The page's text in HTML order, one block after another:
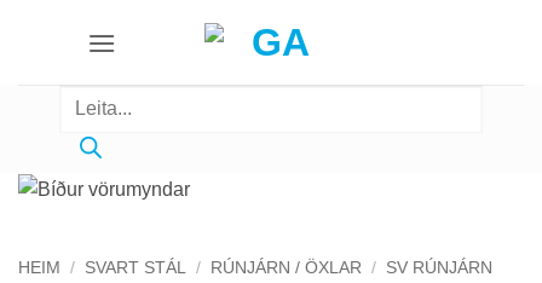
search
HEIM / SVART STÁL / RÚNJÁRN / ÖXLAR / SV RÚNJÁRN